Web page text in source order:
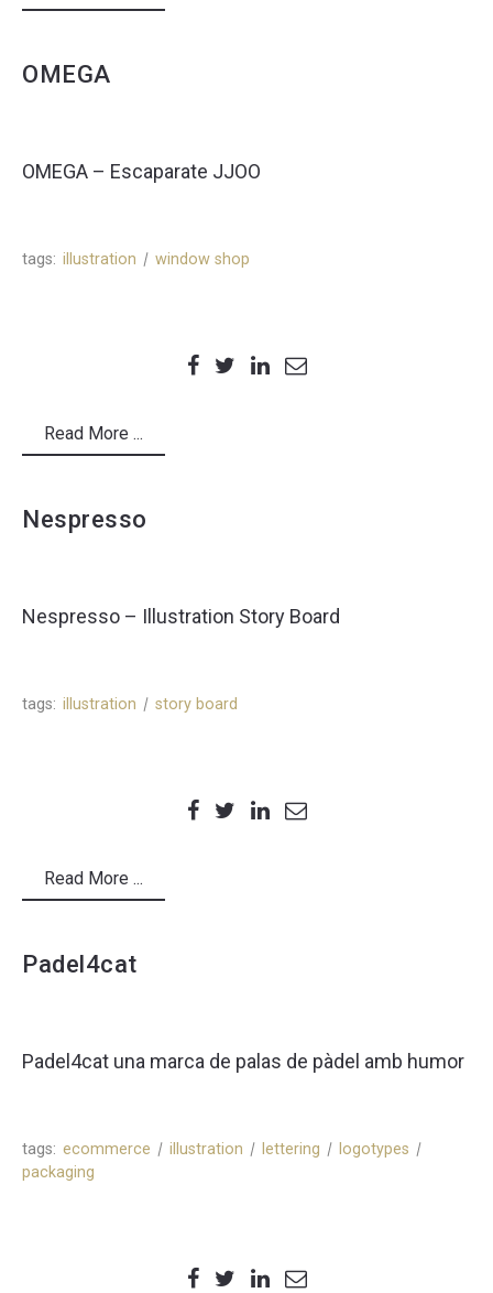
OMEGA
OMEGA – Escaparate JJOO
tags: illustration window shop
Read More ...
Nespresso
Nespresso – Illustration Story Board
tags: illustration story board
Read More ...
Padel4cat
Padel4cat una marca de palas de pàdel amb humor
tags: ecommerce illustration lettering
logotypes
packaging